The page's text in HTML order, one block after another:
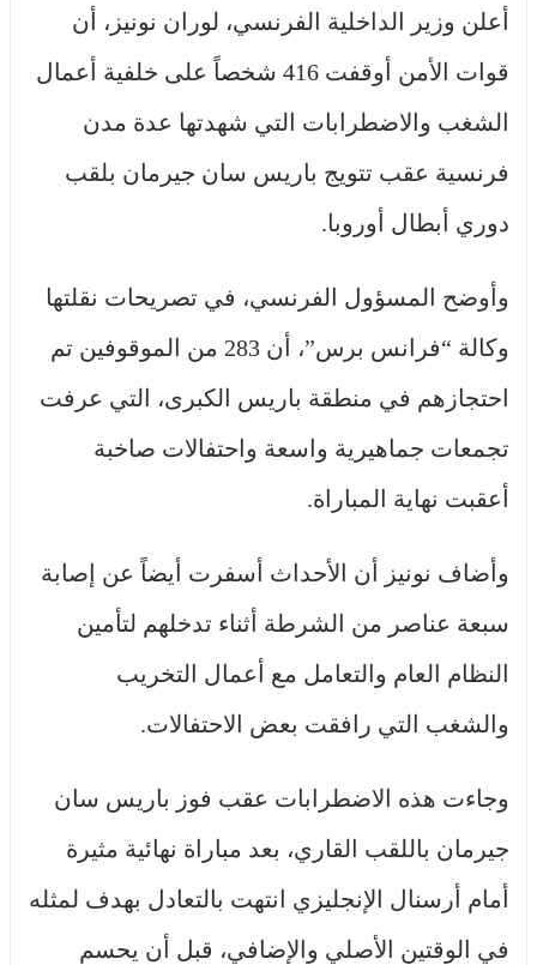
أعلن وزير الداخلية الفرنسي، لوران نونيز، أن
قوات الأمن أوقفت 416 شخصاً على خلفية أعمال
الشغب والاضطرابات التي شهدتها عدة مدن
فرنسية عقب تتويج باريس سان جيرمان بلقب
دوري أبطال أوروبا.
وأوضح المسؤول الفرنسي، في تصريحات نقلتها
وكالة “فرانس برس”، أن 283 من الموقوفين تم
احتجازهم في منطقة باريس الكبرى، التي عرفت
تجمعات جماهيرية واسعة واحتفالات صاخبة
أعقبت نهاية المباراة.
وأضاف نونيز أن الأحداث أسفرت أيضاً عن إصابة
سبعة عناصر من الشرطة أثناء تدخلهم لتأمين
النظام العام والتعامل مع أعمال التخريب
والشغب التي رافقت بعض الاحتفالات.
وجاءت هذه الاضطرابات عقب فوز باريس سان
جيرمان باللقب القاري، بعد مباراة نهائية مثيرة
أمام أرسنال الإنجليزي انتهت بالتعادل بهدف لمثله
في الوقتين الأصلي والإضافي، قبل أن يحسم